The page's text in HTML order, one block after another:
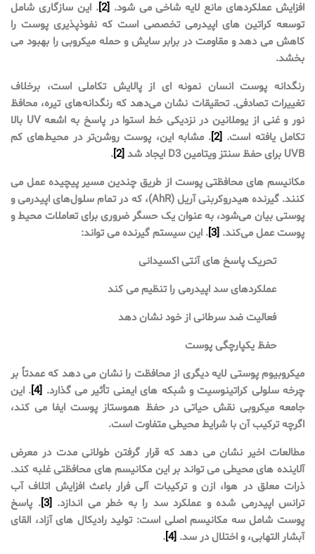
افزایش عملکردهای مانع لایه شاخی می شود. [2] . این سازگاری شامل
توسعه کراتین های اپیدرمی تخصصی است که نفوذپذیری پوست را
کاهش می دهد و مقاومت در برابر سایش و حمله میکروبی را بهبود می
بخشد.
رنگدانه پوست انسان نمونه ای از پالایش تکاملی است، برخلاف
تغییرات تصادفی. تحقیقات نشان می‌دهد که رنگدانه‌های تیره، محافظ
نور و غنی از یوملانین در نزدیکی خط استوا در پاسخ به اشعه UV بالا
تکامل یافته است. [2] . مشابه این، پوست روشن‌تر در محیط‌های کم
UVB برای حفظ سنتز ویتامین D3 ایجاد شد
[2]
.
مکانیسم های محافظتی پوست از طریق چندین مسیر پیچیده عمل می
کنند. گیرنده هیدروکربنی آریل (AhR)، که در تمام سلول‌های اپیدرمی و
پوستی بیان می‌شود، به عنوان یک حسگر ضروری برای تعاملات محیط و
پوست عمل می‌کند. [3] . این سیستم گیرنده می تواند:
تحریک پاسخ های آنتی اکسیدانی
عملکردهای سد اپیدرمی را تنظیم می کند
فعالیت ضد سرطانی از خود نشان دهد
حفظ یکپارچگی پوست
میکروبیوم پوستی لایه دیگری از محافظت را نشان می دهد که عمدتاً بر
چرخه سلولی کراتینوسیت و شبکه های ایمنی تأثیر می گذارد. [4] . این
جامعه میکروبی نقش حیاتی در حفظ هموستاز پوست ایفا می کند،
اگرچه ترکیب آن با شرایط محیطی متفاوت است.
مطالعات اخیر نشان می دهد که قرار گرفتن طولانی مدت در معرض
آلاینده های محیطی می تواند بر این مکانیسم های محافظتی غلبه کند.
ذرات معلق در هوا، ازن و ترکیبات آلی فرار باعث افزایش اتلاف آب
ترانس اپیدرمی شده و عملکرد سد را به خطر می اندازد. [3] . پاسخ
پوست شامل سه مکانیسم اصلی است: تولید رادیکال های آزاد، القای
آبشار التهابی، و اختلال در سد. [4]
.